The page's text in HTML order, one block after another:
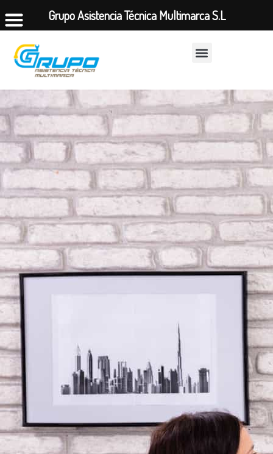
Grupo Asistencia Técnica Multimarca S.L